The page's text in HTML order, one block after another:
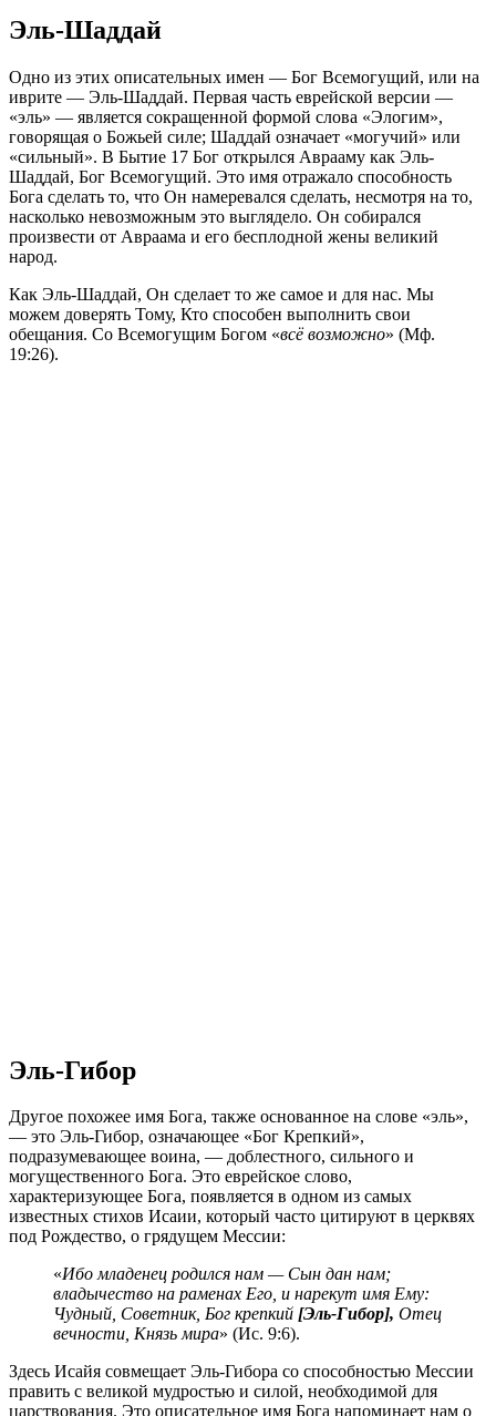
Эль-Шаддай
Одно из этих описательных имен — Бог Всемогущий, или на
иврите — Эль-Шаддай. Первая часть еврейской версии —
«эль» — является сокращенной формой слова «Элогим»,
говорящая о Божьей силе; Шаддай означает «могучий» или
«сильный». В Бытие 17 Бог открылся Аврааму как Эль-
Шаддай, Бог Всемогущий. Это имя отражало способность
Бога сделать то, что Он намеревался сделать, несмотря на то,
насколько невозможным это выглядело. Он собирался
произвести от Авраама и его бесплодной жены великий
народ.
Как Эль-Шаддай, Он сделает то же самое и для нас. Мы
можем доверять Тому, Кто способен выполнить свои
обещания. Со Всемогущим Богом «всё возможно» (Мф.
19:26).
Эль-Гибор
Другое похожее имя Бога, также основанное на слове «эль»,
— это Эль-Гибор, означающее «Бог Крепкий»,
подразумевающее воина, — доблестного, сильного и
могущественного Бога. Это еврейское слово,
характеризующее Бога, появляется в одном из самых
известных стихов Исаии, который часто цитируют в церквях
под Рождество, о грядущем Мессии:
«Ибо младенец родился нам — Сын дан нам;
владычество на раменах Его, и нарекут имя Ему:
Чудный, Советник, Бог крепкий [Эль-Гибор], Отец
вечности, Князь мира» (Ис. 9:6).
Здесь Исайя совмещает Эль-Гибора со способностью Мессии
править с великой мудростью и силой, необходимой для
царствования. Это описательное имя Бога напоминает нам о